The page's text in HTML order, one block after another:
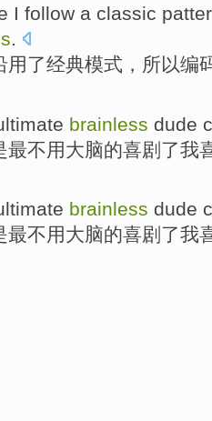
I follow a classic
.
用了经典模式 ， 所以编
brainless dude
最不用大脑的喜剧 了我
brainless dude
最不用大脑的喜剧 了我